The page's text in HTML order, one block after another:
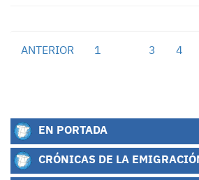
ANTERIOR 1 3 4
EN PORTADA
CRÓNICAS DE LA